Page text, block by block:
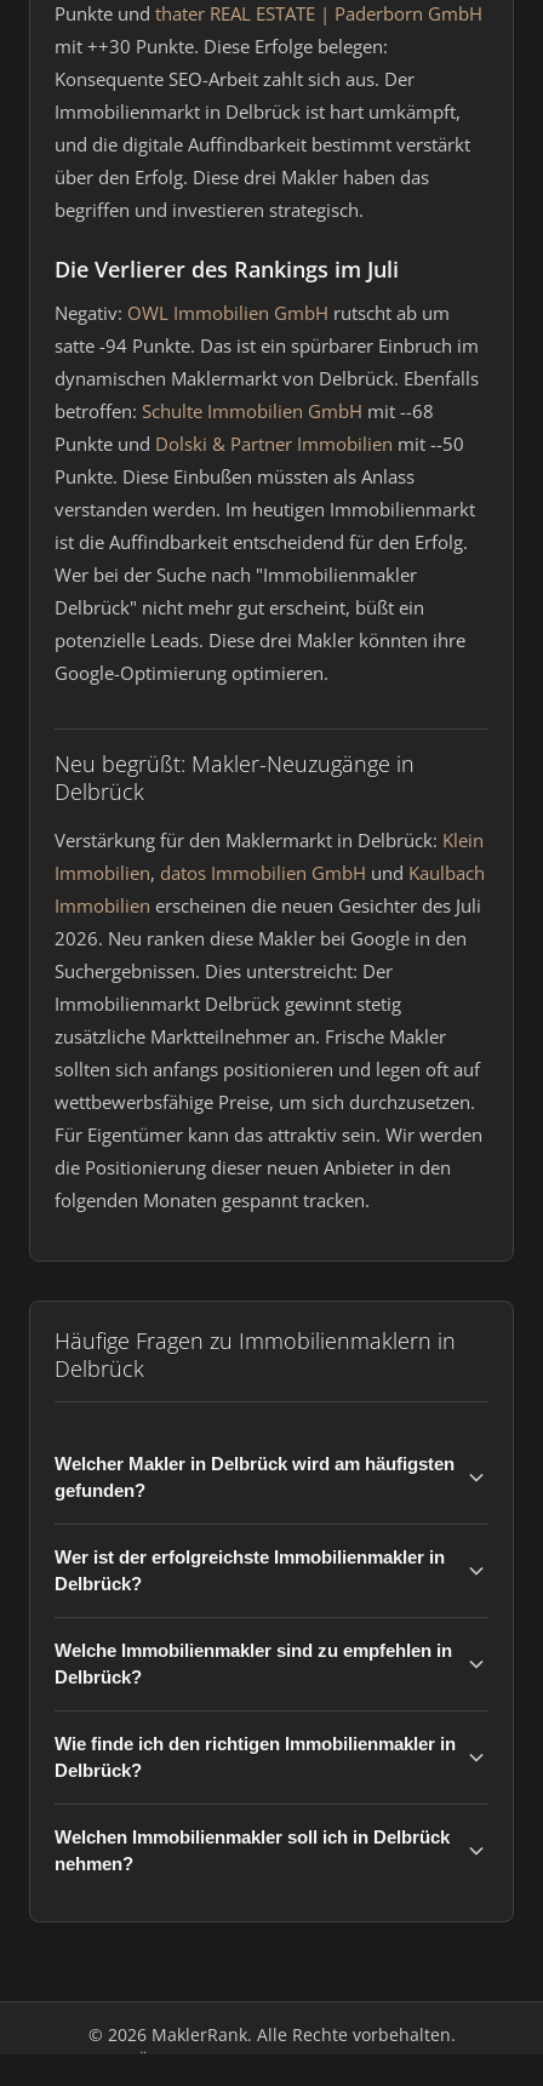
Punkte und thater REAL ESTATE | Paderborn GmbH
mit ++30 Punkte. Diese Erfolge belegen:
Konsequente SEO-Arbeit zahlt sich aus. Der
Immobilienmarkt in Delbrück ist hart umkämpft,
und die digitale Auffindbarkeit bestimmt verstärkt
über den Erfolg. Diese drei Makler haben das
begriffen und investieren strategisch.
Die Verlierer des Rankings im Juli
Negativ: OWL Immobilien GmbH rutscht ab um
satte -94 Punkte. Das ist ein spürbarer Einbruch im
dynamischen Maklermarkt von Delbrück. Ebenfalls
betroffen: Schulte Immobilien GmbH mit --68
Punkte und Dolski & Partner Immobilien mit --50
Punkte. Diese Einbußen müssten als Anlass
verstanden werden. Im heutigen Immobilienmarkt
ist die Auffindbarkeit entscheidend für den Erfolg.
Wer bei der Suche nach "Immobilienmakler
Delbrück" nicht mehr gut erscheint, büßt ein
potenzielle Leads. Diese drei Makler könnten ihre
Google-Optimierung optimieren.
Neu begrüßt: Makler-Neuzugänge in
Delbrück
Verstärkung für den Maklermarkt in Delbrück: Klein
Immobilien, datos Immobilien GmbH und Kaulbach
Immobilien erscheinen die neuen Gesichter des Juli
2026. Neu ranken diese Makler bei Google in den
Suchergebnissen. Dies unterstreicht: Der
Immobilienmarkt Delbrück gewinnt stetig
zusätzliche Marktteilnehmer an. Frische Makler
sollten sich anfangs positionieren und legen oft auf
wettbewerbsfähige Preise, um sich durchzusetzen.
Für Eigentümer kann das attraktiv sein. Wir werden
die Positionierung dieser neuen Anbieter in den
folgenden Monaten gespannt tracken.
Häufige Fragen zu Immobilienmaklern in
Delbrück
Welcher Makler in Delbrück wird am häufigsten
gefunden?
Wer ist der erfolgreichste Immobilienmakler in
Delbrück?
Welche Immobilienmakler sind zu empfehlen in
Delbrück?
Wie finde ich den richtigen Immobilienmakler in
Delbrück?
Welchen Immobilienmakler soll ich in Delbrück
nehmen?
© 2026 MaklerRank. Alle Rechte vorbehalten.
Über uns